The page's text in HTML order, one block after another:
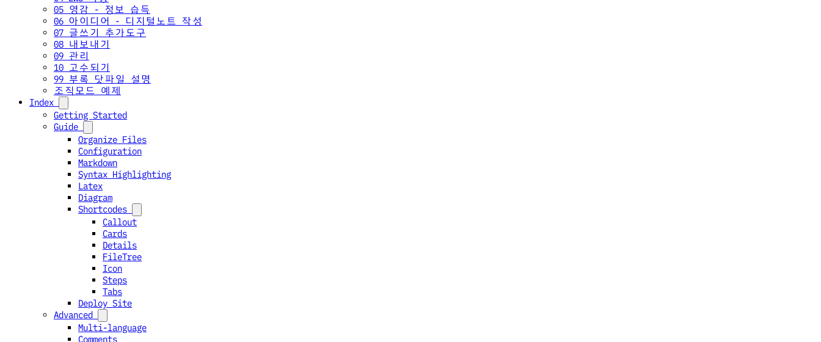
05 영감 - 정보 습득
06 아이디어 - 디지털노트 작성
07 글쓰기 추가도구
08 내보내기
09 관리
10 고수되기
99 부록 닷파일 설명
조직모드 예제
Index
Getting Started
Guide
Organize Files
Configuration
Markdown
Syntax Highlighting
Latex
Diagram
Shortcodes
Callout
Cards
Details
FileTree
Icon
Steps
Tabs
Deploy Site
Advanced
Multi-language
Comments